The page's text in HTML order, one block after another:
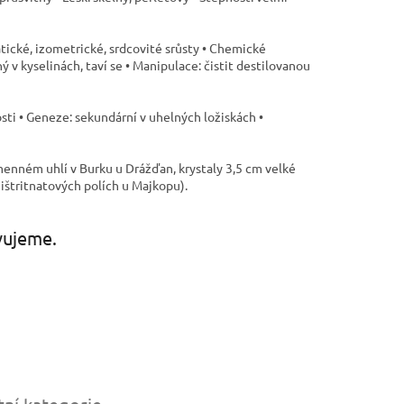
izometrické, srdcovité srůsty • Chemické
v kyselinách, taví se • Manipulace: čistit destilovanou
• Geneze: sekundární v uhelných ložiskách •
uhlí v Burku u Drážďan, krystaly 3,5 cm velké
polích u Majkopu).